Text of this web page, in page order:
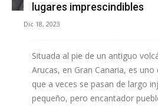
lugares imprescindibles
Dic 18, 2023
Situada al pie de un antiguo
Arucas, en Gran Canaria, es uno
que a veces se pasan de largo
pequeño, pero encantador